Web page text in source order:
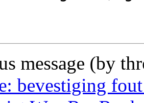
message (by
bevestiging